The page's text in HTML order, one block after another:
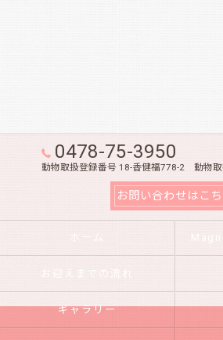
0478-75-3950
動物取扱登録番号 18-香健福778-2 動物取
お問い合わせはこち
ホーム
お迎えまでの流れ
ギャラリー